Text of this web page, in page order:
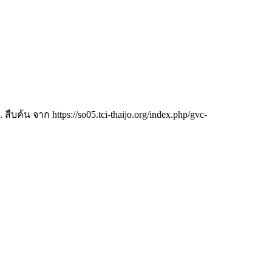
สืบค้น จาก https://so05.tci-thaijo.org/index.php/gvc-